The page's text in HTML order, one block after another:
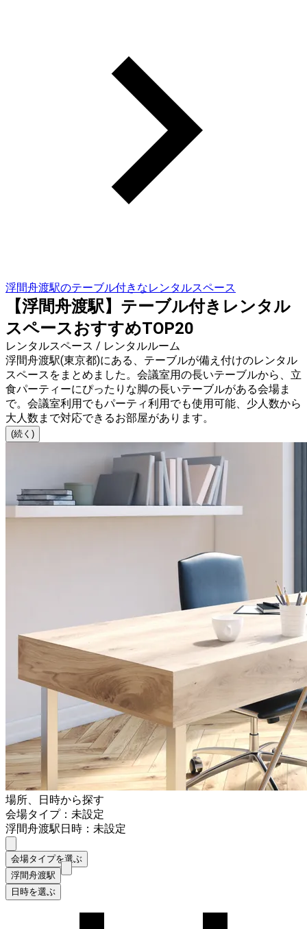
浮間舟渡駅のテーブル付きなレンタルスペース
【浮間舟渡駅】テーブル付きレンタル
スペースおすすめTOP20
レンタルスペース / レンタルルーム
浮間舟渡駅(東京都)にある、テーブルが備え付けのレンタル
スペースをまとめました。会議室用の長いテーブルから、立
食パーティーにぴったりな脚の長いテーブルがある会場ま
で。会議室利用でもパーティ利用でも使用可能、少人数から
大人数まで対応できるお部屋があります。
(続く)
場所、日時から探す
会場タイプ：未設定
浮間舟渡駅日時：未設定
会場タイプを選ぶ
浮間舟渡駅
日時を選ぶ